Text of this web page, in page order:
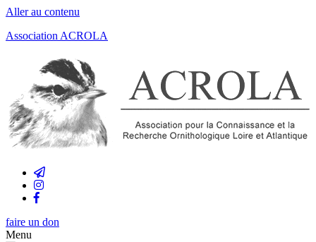
Aller au contenu
Association ACROLA
faire un don
Menu